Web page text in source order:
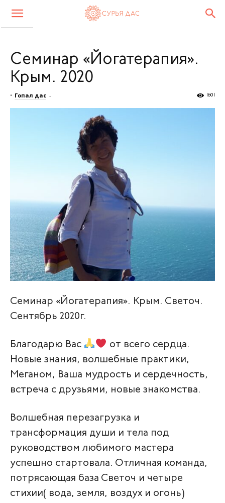
Семинар «Йогатерапия».
Крым. 2020
• Гопал дас - 1601
Семинар «Йогатерапия». Крым. Светоч.
Сентябрь 2020г.
Благодарю Вас
от всего сердца.
Новые знания, волшебные практики,
Меганом, Ваша мудрость и сердечность,
встреча с друзьями, новые знакомства.
Волшебная перезагрузка и
трансформация души и тела под
руководством любимого мастера
успешно стартовала. Отличная команда,
потрясающая база Светоч и четыре
стихии( вода, земля, воздух и огонь)